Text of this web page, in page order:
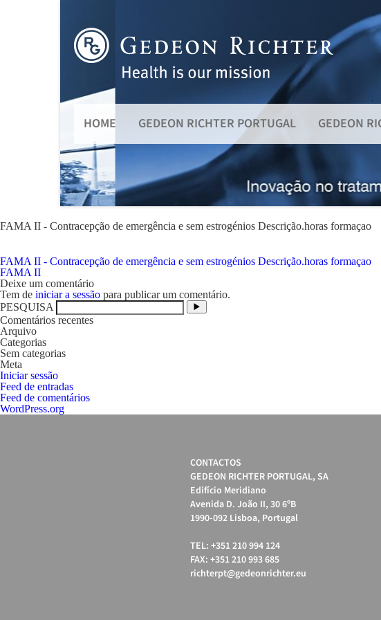
HOME GEDEON RICHTER PORTUGAL GEDEON
FAMA II - Contracepção de emergência e sem estrogénios Descrição.horas formaçao
FAMA II - Contracepção de emergência e sem estrogénios Descrição.horas formaçao
Navegação
de
artigos
FAMA II
Deixe um comentário
Tem de iniciar a sessão para publicar um comentário.
PESQUISA
Comentários recentes
Arquivo
Categorias
Sem categorias
Meta
Iniciar sessão
Feed de entradas
Feed de comentários
WordPress.org
CONTACTOS
GEDEON RICHTER PORTUGAL, SA
Edifício Meridiano
Avenida D. João II, 30 6ºB
1990-092 Lisboa, Portugal
TEL: +351 210 994 124
FAX: +351 210 993 685
richterpt@gedeonrichter.eu